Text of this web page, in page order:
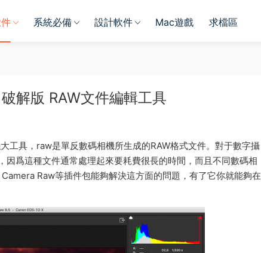
系統必備 設計軟件 Mac遊戲 求檔區
解版 RAW文件編輯工具
工具，raw是單反數碼相機所生成的RAW格式文件。對于數字攝
爲這種文件通常處理起來要耗費很長的時間，而且不同數碼相
Raw等插件包能夠解決這方面的問題，有了它你就能夠在